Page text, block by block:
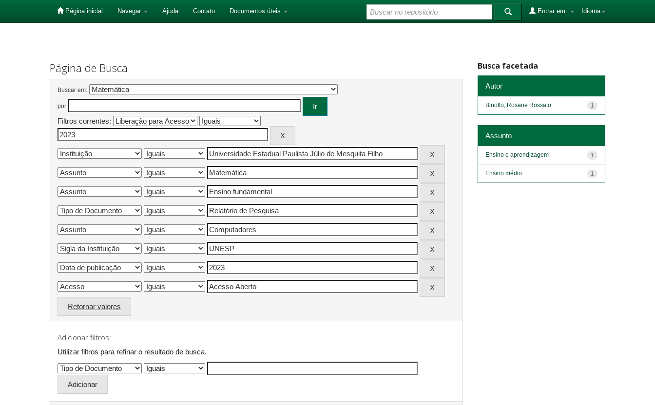
Página inicial Navegar Ajuda Contato Documentos úteis Idioma
Entrar em:
Página de Busca
Buscar em:
por
Filtros correntes:
Retornar valores
Adicionar filtros:
Utilizar filtros para refinar o resultado de busca.
Busca facetada
Autor
1
Binotto, Rosane Rossato
Assunto
1
Ensino e aprendizagem
1
Ensino médio